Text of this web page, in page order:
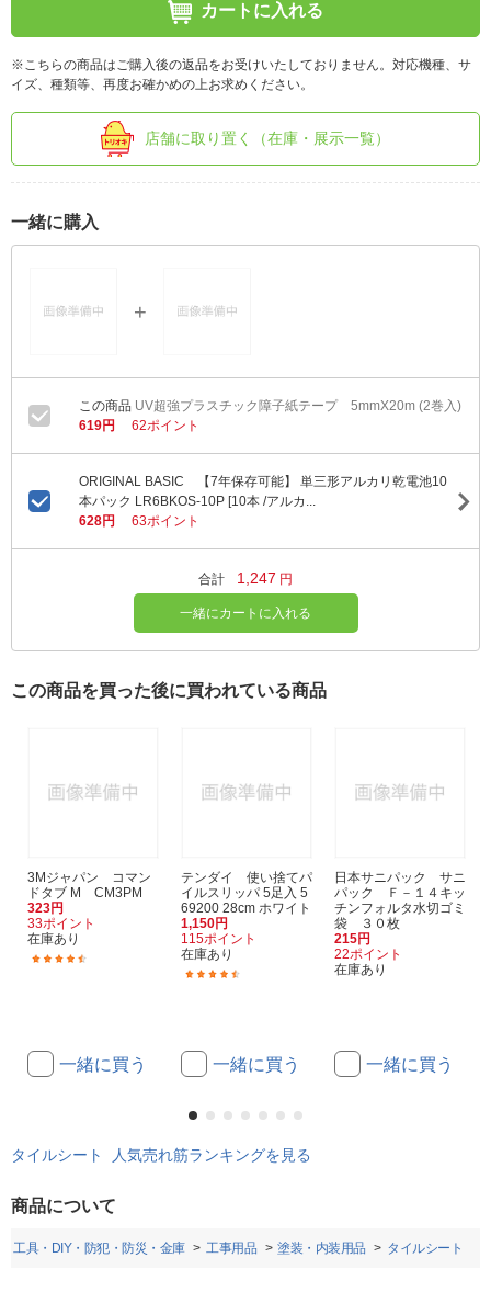
カートに入れる
※こちらの商品はご購入後の返品をお受けいたしておりません。対応機種、サ
イズ、種類等、再度お確かめの上お求めください。
店舗に取り置く（在庫・展示一覧）
一緒に購入
UV超強プラスチック障子紙テープ 5mmX20m (2巻入)
619円
62ポイント
ORIGINAL BASIC 【7年保存可能】 単三形アルカリ乾電池10
本パック LR6BKOS-10P [10本 /アルカ...
628円
63ポイント
合計 1,247 円
一緒にカートに入れる
この商品を買った後に買われている商品
3Mジャパン コマン
ドタブ M CM3PM
323円
33ポイント
在庫あり
一緒に買う
テンダイ 使い捨てパ
イルスリッパ 5足入 5
69200 28cm ホワイト
1,150円
115ポイント
在庫あり
一緒に買う
日本サニパック サニ
パック Ｆ－１４キッ
チンフォルタ水切ゴミ
袋 ３０枚
215円
22ポイント
在庫あり
一緒に買う
タイルシート 人気売れ筋ランキングを見る
商品について
工具・DIY・防犯・防災・金庫 工事用品 塗装・内装用品 タイルシート